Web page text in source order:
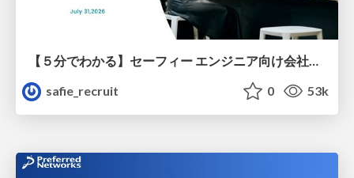
safie_recruit
0 53k